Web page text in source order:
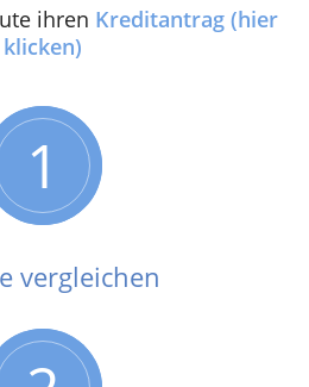
ihren Kreditantrag (hier
klicken)
1
vergleichen